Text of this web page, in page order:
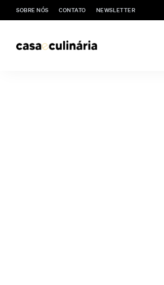
SOBRE NÓS CONTATO NEWSLETTER